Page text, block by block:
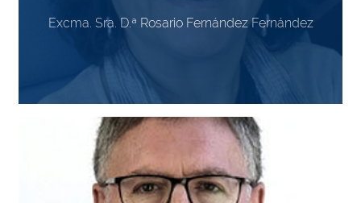
Excma. Sra. D.ª Rosario Fernández Fernández